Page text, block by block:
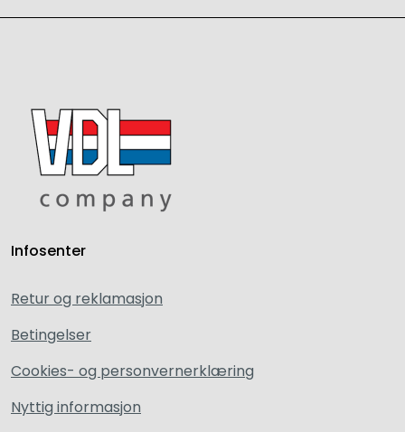
Infosenter
Retur og reklamasjon
Betingelser
Cookies- og personvernerklæring
Nyttig informasjon